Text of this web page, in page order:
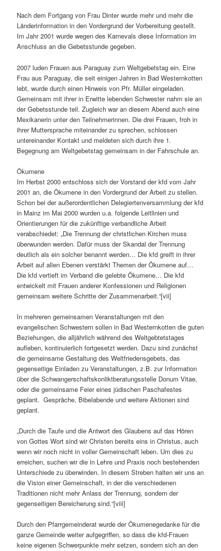
Nach dem Fortgang von Frau Dinter wurde mehr und mehr die
Länderinformation in den Vordergrund der Vorbereitung gestellt.
Im Jahr 2001 wurde wegen des Karnevals diese Information im
Anschluss an die Gebetsstunde gegeben.
2007 luden Frauen aus Paraguay zum Weltgebetstag ein. Eine
Frau aus Paraguay, die seit einigen Jahren in Bad Westernkotten
lebt, wurde durch einen Hinweis von Pfr. Müller eingeladen.
Gemeinsam mit ihrer in Erwitte lebenden Schwester nahm sie an
der Gebetsstunde teil. Zugleich war an diesem Abend auch eine
Mexikanerin unter den Teilnehmerinnen. Die drei Frauen, froh in
ihrer Muttersprache miteinander zu sprechen, schlossen
untereinander Kontakt und meldeten sich durch ihre 1.
Begegnung am Weltgebetstag gemeinsam in der Fahrschule an.
Ökumene
Im Herbst 2000 entschloss sich der Vorstand der kfd vom Jahr
2001 an, die Ökumene in den Vordergrund der Arbeit zu stellen.
Schon bei der außerordentlichen Delegiertenversammlung der kfd
in Mainz im Mai 2000 wurden u.a. folgende Leitlinien und
Orientierungen für die zukünftige verbandliche Arbeit
verabschiedet: „Die Trennung der christlichen Kirchen muss
überwunden werden. Dafür muss der Skandal der Trennung
deutlich als ein solcher benannt werden… Die kfd greift in ihrer
Arbeit auf allen Ebenen verstärkt Themen der Ökumene auf…
Die kfd vertieft im Verband die gelebte Ökumene… Die kfd
entwickelt mit Frauen anderer Konfessionen und Religionen
gemeinsam weitere Schritte der Zusammenarbeit.“[vii]
In mehreren gemeinsamen Veranstaltungen mit den
evangelischen Schwestern sollen in Bad Westernkotten die guten
Beziehungen, die alljährlich während des Weltgebtetstages
aufleben, kontinuierlich fortgesetzt werden. Dazu sind zunächst
die gemeinsame Gestaltung des Weltfriedensgebets, das
gegenseitige Einladen zu Veranstaltungen, z.B. zur Information
über die Schwangerschaftskonliktberatungsstelle Donum Vitae,
oder die gemeinsame Feier eines jüdischen Paschafestes
geplant. Gespräche, Bibelabende und weitere Aktionen sind
geplant.
„Durch die Taufe und die Antwort des Glaubens auf das Hören
von Gottes Wort sind wir Christen bereits eins in Christus, auch
wenn wir noch nicht in voller Gemeinschaft leben. Um dies zu
erreichen, suchen wir die in Lehre und Praxis noch bestehenden
Unterschiede zu überwinden. In diesem Streben halten wir uns an
die Vision einer Gemeinschaft, in der die verschiedenen
Traditionen nicht mehr Anlass der Trennung, sondern der
gegenseitigen Bereicherung sind.“[viii]
Durch den Pfarrgemeinderat wurde der Ökumenegedanke für die
ganze Gemeinde weiter aufgegriffen, so dass die kfd-Frauen
keine eigenen Schwerpunkte mehr setzen, sondern sich an den